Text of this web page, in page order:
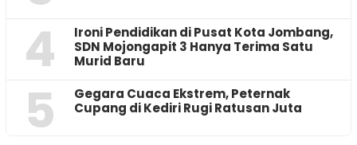
4
Ironi Pendidikan di Pusat Kota Jombang,
SDN Mojongapit 3 Hanya Terima Satu
Murid Baru
5
‎Gegara Cuaca Ekstrem, Peternak
Cupang di Kediri Rugi Ratusan Juta